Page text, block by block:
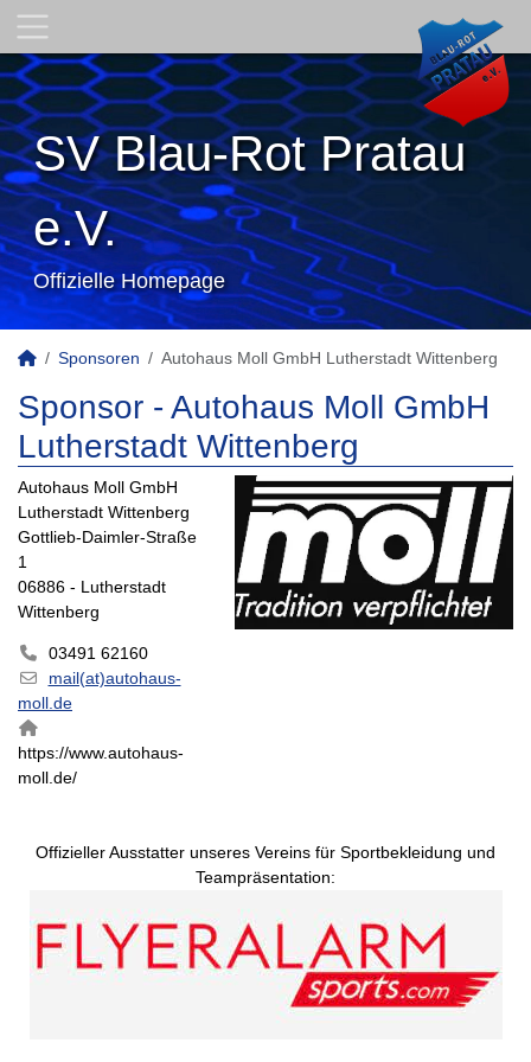
SV Blau-Rot Pratau
e.V.
Offizielle Homepage
Sponsoren Autohaus Moll GmbH Lutherstadt Wittenberg
Sponsor - Autohaus Moll GmbH
Lutherstadt Wittenberg
Autohaus Moll GmbH
Lutherstadt Wittenberg
Gottlieb-Daimler-Straße
1
06886 - Lutherstadt
Wittenberg
03491 62160
mail(at)autohaus-
moll.de
https://www.autohaus-
moll.de/
Offizieller Ausstatter unseres Vereins für Sportbekleidung und
Teampräsentation: